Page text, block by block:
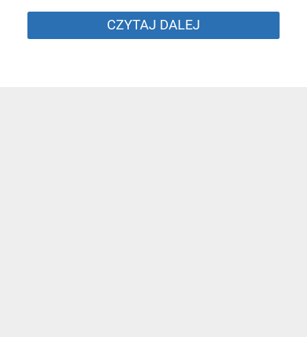
CZYTAJ DALEJ